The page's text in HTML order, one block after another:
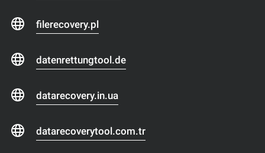
filerecovery.pl
datenrettungtool.de
datarecovery.in.ua
datarecoverytool.com.tr